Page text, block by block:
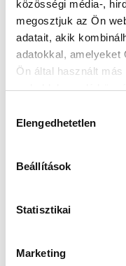
közösségi média-,
megosztjuk az Ön
adatait, akik
adatokkal, amelyeket
Ön által használt
weboldalon való
kiválasztása
Elengedhetetlen
Beállítások
Statisztikai
Marketing
KÖVETKEZŐ
Ne maradjon le egy